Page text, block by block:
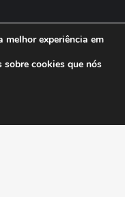
melhor experiência em
cookies que nós